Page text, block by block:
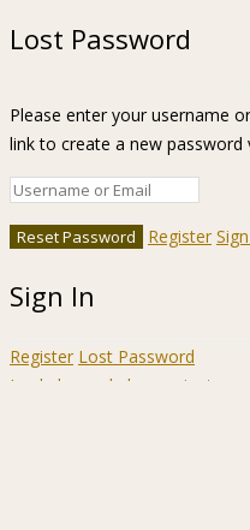
Lost Password
Please enter your username
link to create a new password
Register
Sign In
Register Lost Password
Ir a la barra de herramientas